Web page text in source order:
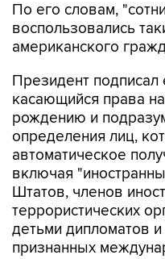
По его словам,
воспользовались
американского
Президент
касающийся права
рождению и
определения лиц,
автоматическое
включая
Штатов, членов
террористических
детьми дипломатов
признанных